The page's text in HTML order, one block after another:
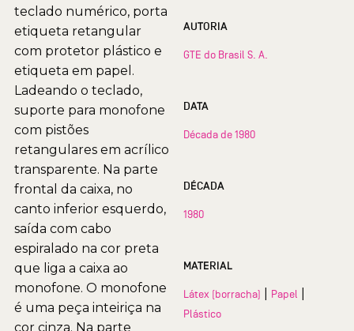
teclado numérico, porta
etiqueta retangular
com protetor plástico e
etiqueta em papel.
Ladeando o teclado,
suporte para monofone
com pistões
retangulares em acrílico
transparente. Na parte
frontal da caixa, no
canto inferior esquerdo,
saída com cabo
espiralado na cor preta
que liga a caixa ao
monofone. O monofone
é uma peça inteiriça na
cor cinza. Na parte
AUTORIA
GTE do Brasil S. A.
DATA
Década de 1980
DÉCADA
1980
MATERIAL
Látex (borracha) Papel
Plástico